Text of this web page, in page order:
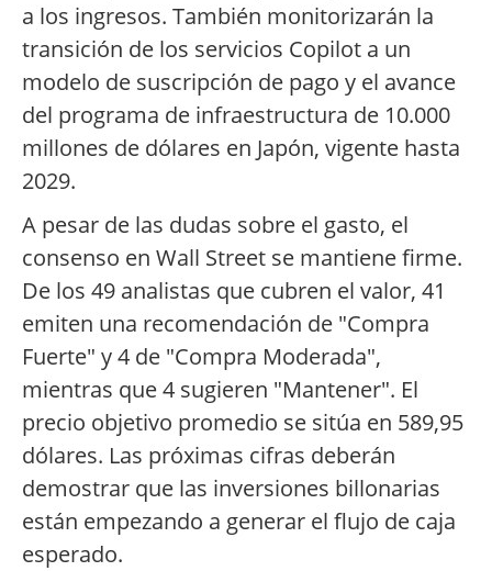
a los ingresos. También monitorizarán la
transición de los servicios Copilot a un
modelo de suscripción de pago y el avance
del programa de infraestructura de 10.000
millones de dólares en Japón, vigente hasta
2029.
A pesar de las dudas sobre el gasto, el
consenso en Wall Street se mantiene firme.
De los 49 analistas que cubren el valor, 41
emiten una recomendación de "Compra
Fuerte" y 4 de "Compra Moderada",
mientras que 4 sugieren "Mantener". El
precio objetivo promedio se sitúa en 589,95
dólares. Las próximas cifras deberán
demostrar que las inversiones billonarias
están empezando a generar el flujo de caja
esperado.